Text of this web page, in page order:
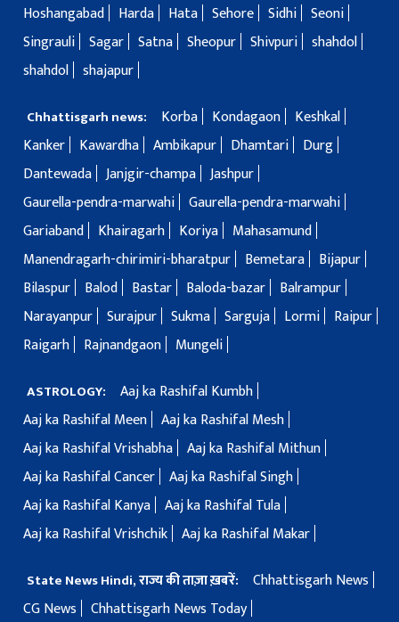
Hoshangabad
Harda Hata Sehore Sidhi Seoni
Singrauli Sagar Satna Sheopur Shivpuri shahdol
shahdol shajapur
Chhattisgarh news: Korba Kondagaon
Keshkal
Kanker
Kawardha Ambikapur Dhamtari
Durg
Dantewada Janjgir-champa Jashpur
Gaurella-pendra-marwahi Gaurella-pendra-marwahi
Gariaband
Khairagarh Koriya
Mahasamund
Manendragarh-chirimiri-bharatpur
Bemetara
Bijapur
Bilaspur
Balod Bastar Baloda-bazar
Balrampur
Narayanpur Surajpur Sukma Sarguja Lormi
Raipur
Raigarh
Rajnandgaon Mungeli
ASTROLOGY:
Aaj ka Rashifal Kumbh
Aaj ka Rashifal Meen Aaj ka Rashifal Mesh
Aaj ka Rashifal Vrishabha Aaj ka Rashifal Mithun
Aaj ka Rashifal Cancer Aaj ka Rashifal Singh
Aaj ka Rashifal Kanya Aaj ka Rashifal Tula
Aaj ka Rashifal Vrishchik Aaj ka Rashifal Makar
State News Hindi, राज्य की ताज़ा ख़बरें:
Chhattisgarh News
CG News
Chhattisgarh News Today